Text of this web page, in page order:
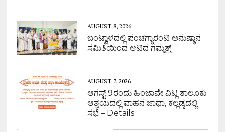
AUGUST 8, 2026
ಬಂಟ್ವಾಳದಲ್ಲಿ ಪಂಚಗ್ಯಾರಂಟಿ ಅನುಷ್ಠಾನ
ಸಮಿತಿಯಿಂದ ಆಟಿದ ಗಮ್ಮತ್ತ್
AUGUST 7, 2026
ಆಗಸ್ಟ್ 9ರಂದು ಹಿಂಜಾವೇ ವಿಟ್ಲ ತಾಲೂಕು
ಆಶ್ರಯದಲ್ಲಿ ವಾಹನ ಜಾಥಾ, ಕಲ್ಲಡ್ಕದಲ್ಲಿ
ಸಭೆ – Details